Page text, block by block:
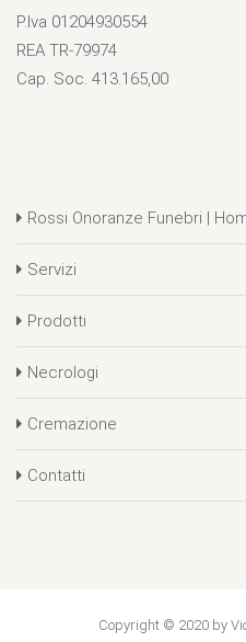
P.Iva 01204930554
REA TR-79974
Cap. Soc. 413.165,00
Rossi Onoranze Funebri |
Servizi
Prodotti
Necrologi
Cremazione
Contatti
Copyright © 2020 by